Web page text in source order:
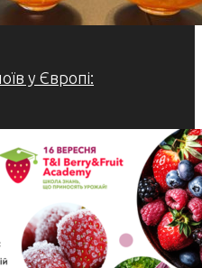
у Європі: